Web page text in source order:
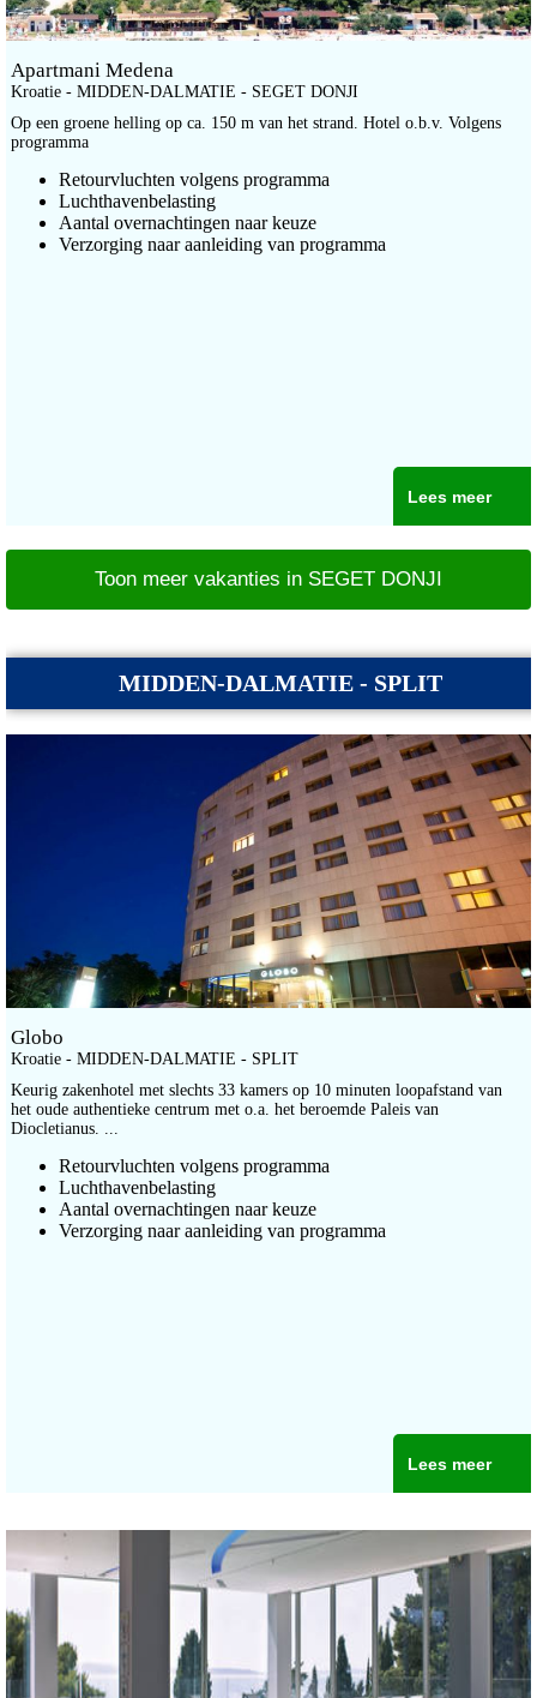
Apartmani Medena
Kroatie - MIDDEN-DALMATIE - SEGET DONJI
Op een groene helling op ca. 150 m van het strand. Hotel o.b.v. Volgens
programma
Retourvluchten volgens programma
Luchthavenbelasting
Aantal overnachtingen naar keuze
Verzorging naar aanleiding van programma
Lees meer
Toon meer vakanties in SEGET DONJI
MIDDEN-DALMATIE - SPLIT
Globo
Kroatie - MIDDEN-DALMATIE - SPLIT
Keurig zakenhotel met slechts 33 kamers op 10 minuten loopafstand van
het oude authentieke centrum met o.a. het beroemde Paleis van
Diocletianus. ...
Retourvluchten volgens programma
Luchthavenbelasting
Aantal overnachtingen naar keuze
Verzorging naar aanleiding van programma
Lees meer